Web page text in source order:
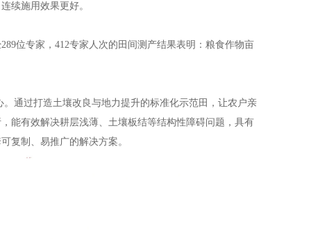
续施用效果更好。
位专家，412专家人次的田间测产结果表明：粮食作物亩
通过打造土壤改良与地力提升的标准化示范田，让农户亲
能有效解决耕层浅薄、土壤板结等结构性障碍问题，具有
复制、易推广的解决方案。